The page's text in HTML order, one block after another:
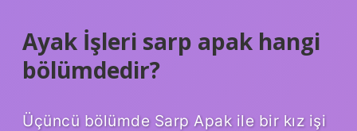
Ayak İşleri sarp apak hangi
bölümdedir?
Üçüncü bölümde Sarp Apak ile bir kız işi